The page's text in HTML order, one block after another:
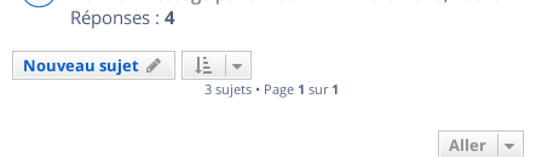
Réponses : 4
Nouveau sujet
3 sujets • Page 1 sur 1
Aller